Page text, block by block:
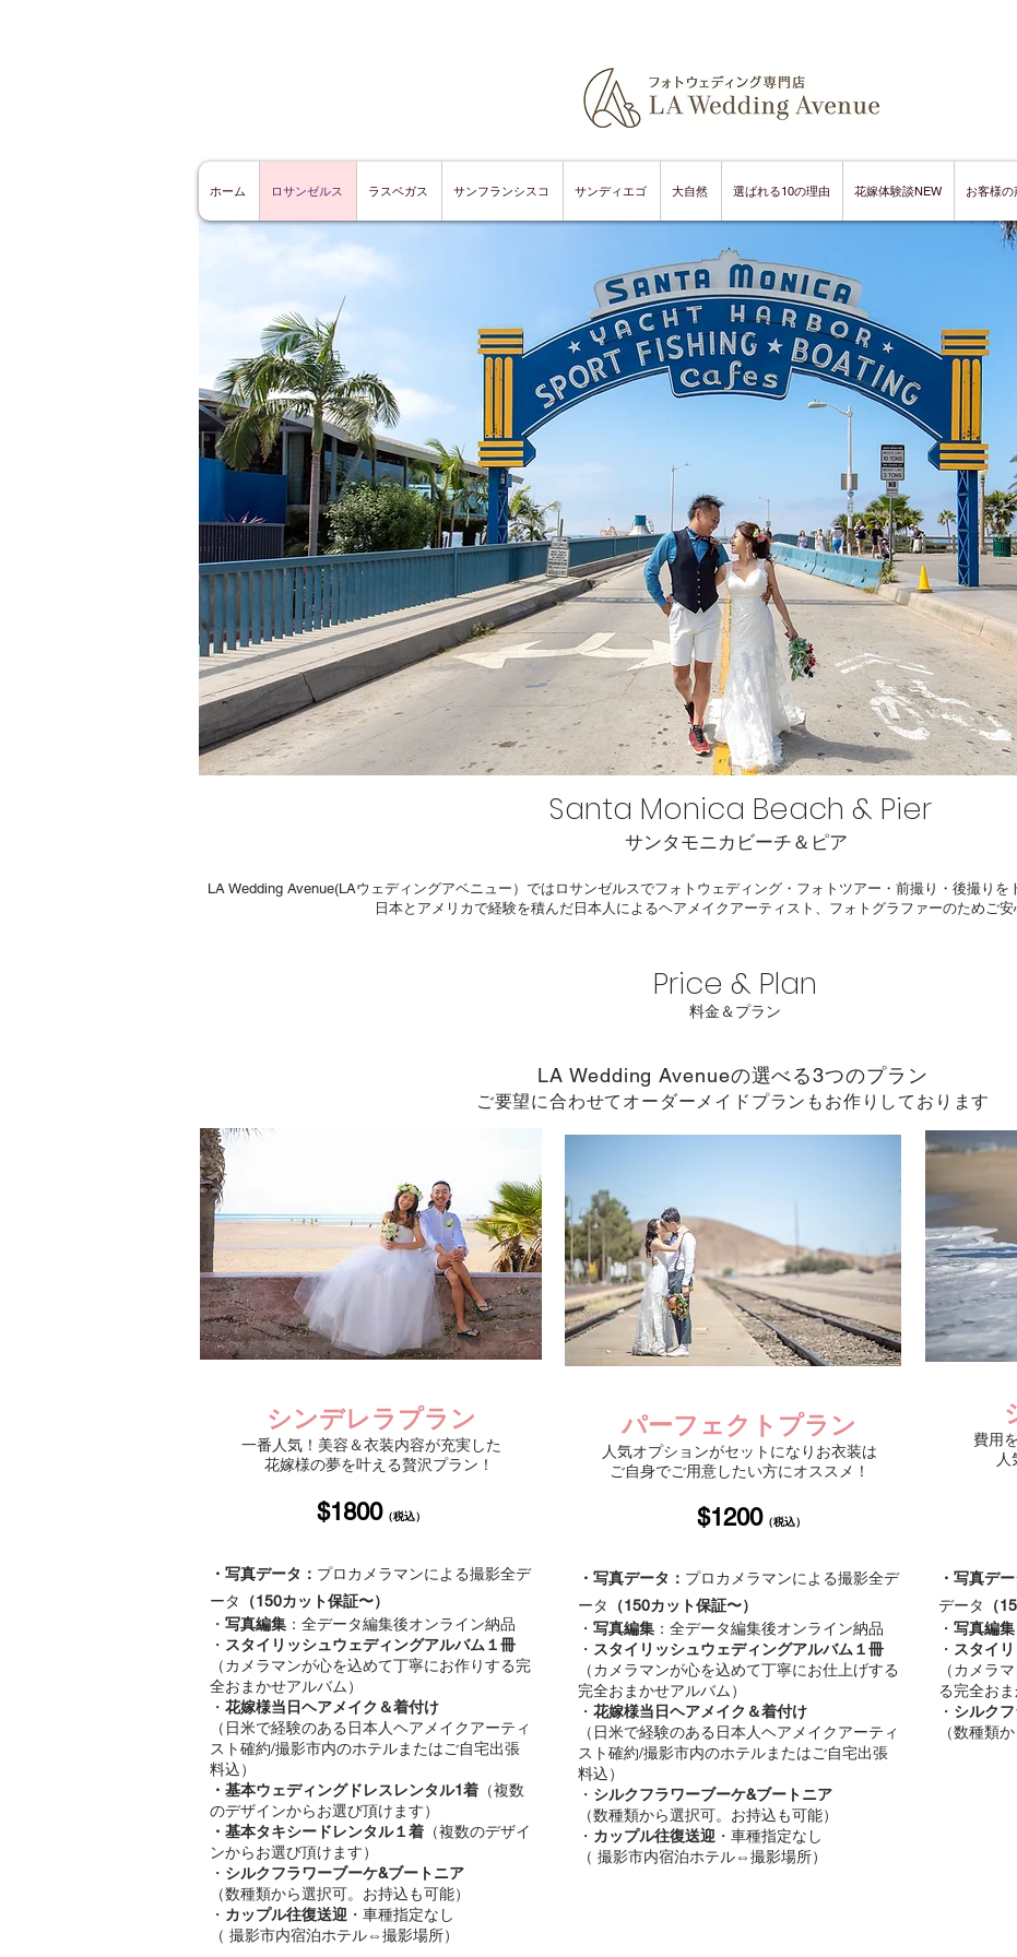
ホーム ロサンゼルス ラスベガス サンフランシスコ サンディエゴ 大自然 選ばれる10の理由 花嫁体験談NEW お客様の
Santa Monica Beach & Pier
サンタモニカビーチ＆ピア
LA Wedding Avenue(LAウェディングアベニュー）ではロサンゼルスでフォトウェディング・フォトツアー・前撮り・後撮りを
日本とアメリカで経験を積んだ日本人によるヘアメイクアーティスト、フォトグラファーのためご安
Price & Plan
​料金＆プラン
シンデレラプラン
一番人気！美容＆衣装内容が充実した
花嫁様の夢を叶える贅沢プラン！
$1800（税込）
・写真データ： プロカメラマンによる撮影全デ
ータ
（150カット保証〜）
・ 写真編集 ：全データ編集後オンライン納品
・ スタイリッシュウェディングアルバム１冊
（カメラマンが心を込めて丁寧にお作りする完
全おまかせアルバム）
・ 花嫁様当日ヘアメイク＆着付け
（日米で経験のある日本人ヘアメイクアーティ
スト確約/撮影市内のホテルまたはご自宅出張
料込）
・ 基本ウェディングドレスレンタル1着 （複数
のデザインからお選び頂けます）
・ ​基本タキシードレンタル１着 （複数のデザイ
ンからお選び頂けます）
・ シルクフラワーブーケ&ブートニア
（数種類から選択可。お持込も可能）
・ カップル往復送迎 ・車種指定なし
（ 撮影市内宿泊ホテル⇔撮影場所）​​
パーフェクトプラン
人気オプションがセットになり お衣装は
ご自身でご用意したい方にオススメ！
$1200（税込）
・写真データ： プロカメラマンによる撮影全デ
ータ
（150カット保証〜）
・ 写真編集 ：全データ編集後オンライン納品
・ スタイリッシュウェディングアルバム１冊
（カメラマンが心を込めて丁寧にお仕上げする
完全おまかせアルバム）
・ 花嫁様当日ヘアメイク＆着付け
（日米で経験のある日本人ヘアメイクアーティ
スト確約/撮影市内のホテルまたはご自宅出張
料込）
・ シルクフラワーブーケ&ブートニア
（数種類から選択可。お持込も可能）
・ カップル往復送迎 ・車種指定なし
（ 撮影市内宿泊ホテル⇔撮影場所）​​
費用
人
・写真デー
データ
（
・ 写真編集
・ スタイ
（カメラ
る完全おま
・ シルク
（数種類
LA Wedding Avenueの選べる3つのプラン
​ご要望に合わせてオーダーメイドプランもお作りしております​